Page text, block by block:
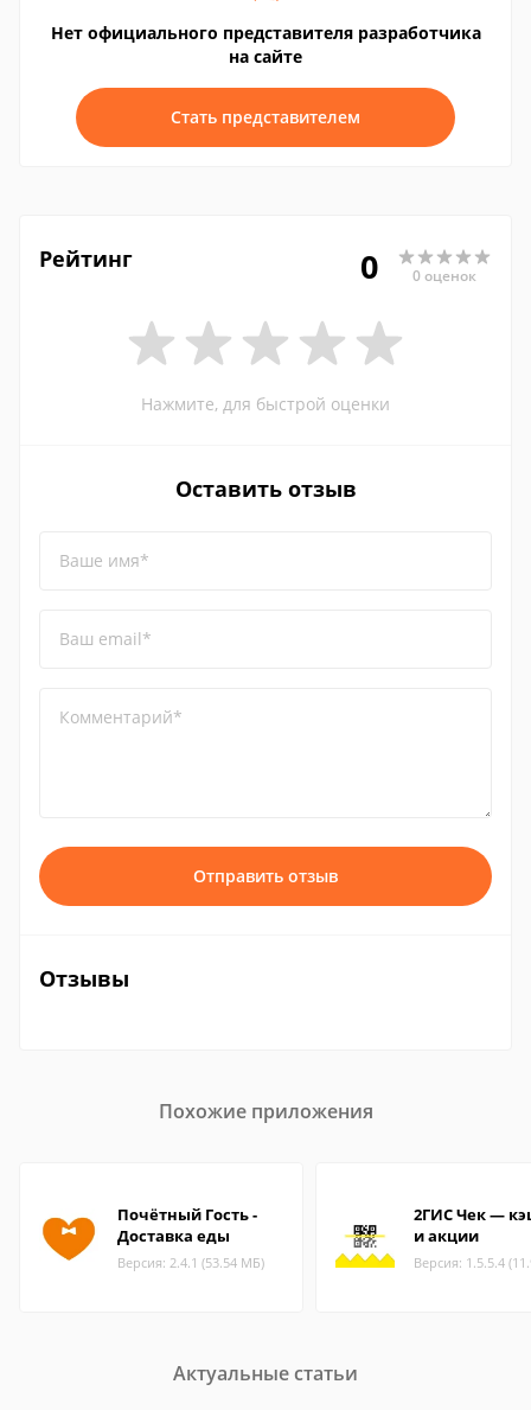
Нет официального представителя разработчика
на сайте
Стать представителем
Рейтинг 0 0 оценок
Нажмите, для быстрой оценки
Оставить отзыв
Ваше имя*
Ваш email*
Комментарий*
Отправить отзыв
Отзывы
Похожие приложения
Почётный Гость -
Доставка еды
Версия: 2.4.1 (53.54 МБ)
2ГИС Чек —
и акции
Версия: 1.5.5.4
Актуальные статьи